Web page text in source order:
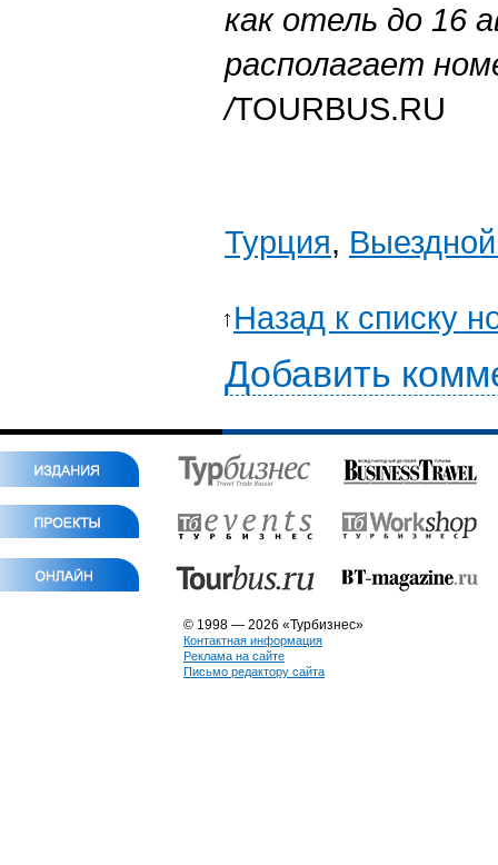
как отель до 16
располагает
/TOURBUS.RU
Турция,
Назад к списку
Добавить
© 1998 — 2026 «Турбизнес»
Контактная информация
Реклама на сайте
Письмо редактору сайта